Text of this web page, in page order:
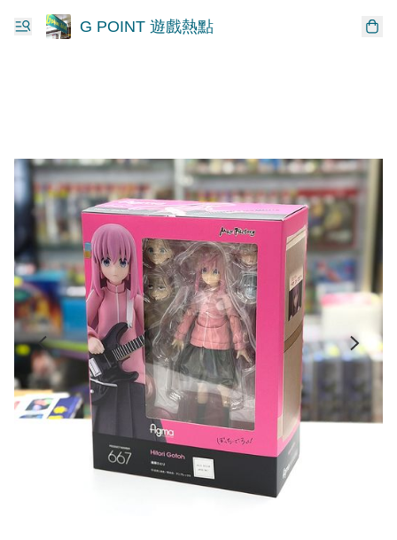
G POINT 遊戲熱點